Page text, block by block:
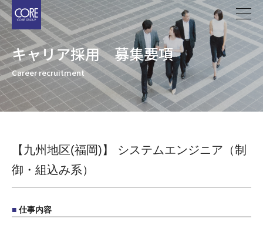
メ
イ
ン
コ
ン
テ
ン
ツ
キャリア採用 募集要項
Career recruitment
【九州地区(福岡)】 システムエンジニア（制
御・組込み系）
仕事内容